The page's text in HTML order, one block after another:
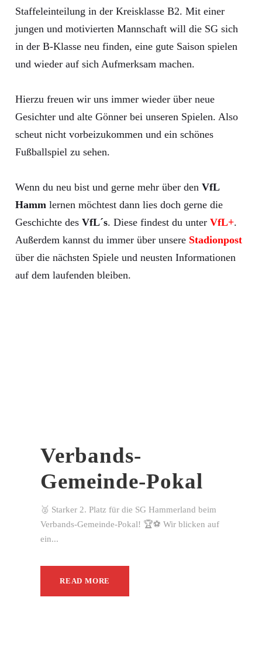
Staffeleinteilung in der Kreisklasse B2. Mit einer
jungen und motivierten Mannschaft will die SG sich
in der B-Klasse neu finden, eine gute Saison spielen
und wieder auf sich Aufmerksam machen.
Hierzu freuen wir uns immer wieder über neue
Gesichter und alte Gönner bei unseren Spielen. Also
scheut nicht vorbeizukommen und ein schönes
Fußballspiel zu sehen.
Wenn du neu bist und gerne mehr über den VfL
Hamm lernen möchtest dann lies doch gerne die
Geschichte des VfL´s. Diese findest du unter VfL+.
Außerdem kannst du immer über unsere Stadionpost
über die nächsten Spiele und neusten Informationen
auf dem laufenden bleiben.
Verbands-
Gemeinde-Pokal
🥈 Starker 2. Platz für die SG Hammerland beim
Verbands-Gemeinde-Pokal! 🏆⚽ Wir blicken auf
ein...
READ MORE